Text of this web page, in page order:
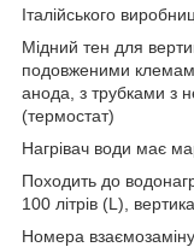
Італійського
Мідний тен для
подовженими
анода, з трубками з
(термостат)
Нагрівач води має
Походить до
100 літрів (L),
Номера